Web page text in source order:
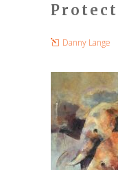
Danny Lange